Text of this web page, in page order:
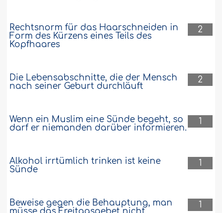
2
Rechtsnorm für das Haarschneiden in
Form des Kürzens eines Teils des
Kopfhaares
2
Die Lebensabschnitte, die der Mensch
nach seiner Geburt durchläuft
1
Wenn ein Muslim eine Sünde begeht, so
darf er niemanden darüber informieren.
1
Alkohol irrtümlich trinken ist keine
Sünde
1
Beweise gegen die Behauptung, man